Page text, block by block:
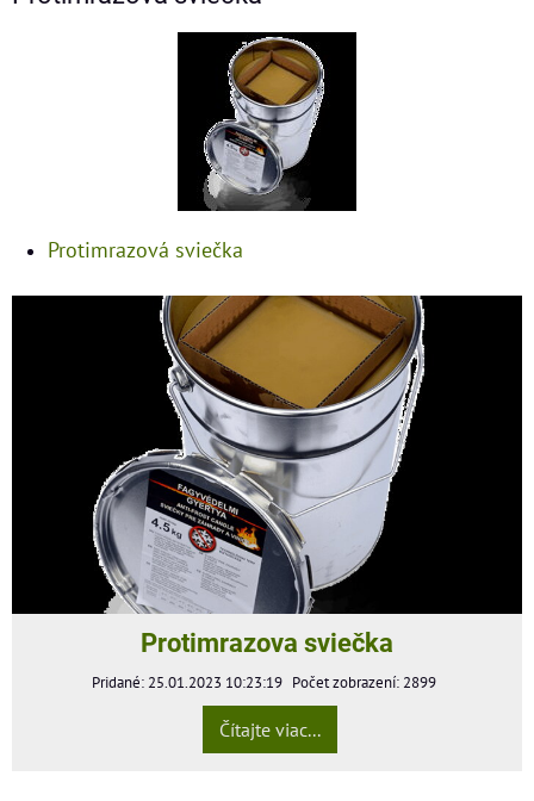
Protimrazová sviečka
Protimrazova sviečka
Pridané: 25.01.2023 10:23:19 Počet zobrazení: 2899
Čítajte viac...